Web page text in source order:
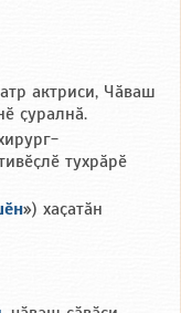
актриси, Чӑваш
ҫуралнӑ.
тухрӑрӗ
») хаҫатӑн